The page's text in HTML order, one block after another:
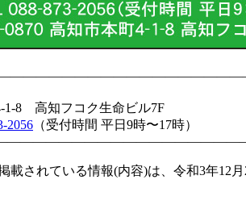
8 高知フコク生命ビル7F
2056 （受付時間 平日9時〜17時）
載されている情報(内容)は、令和3年12